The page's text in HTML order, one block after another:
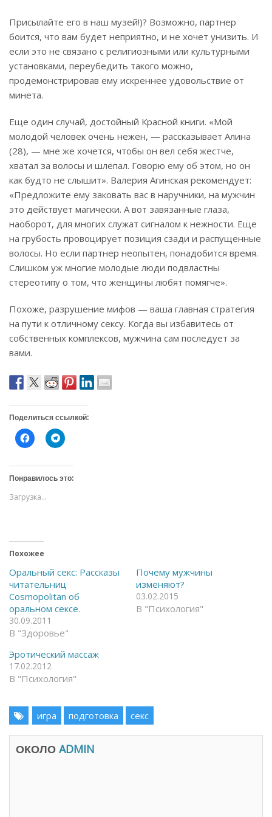
Присылайте его в наш музей!)? Возможно, партнер
боится, что вам будет неприятно, и не хочет унизить. И
если это не связано с религиозными или культурными
установками, переубедить такого можно,
продемонстрировав ему искреннее удовольствие от
минета.
Еще один случай, достойный Красной книги. «Мой
молодой человек очень нежен, — рассказывает Алина
(28), — мне же хочется, чтобы он вел себя жестче,
хватал за волосы и шлепал. Говорю ему об этом, но он
как будто не слышит». Валерия Агинская рекомендует:
«Предложите ему заковать вас в наручники, на мужчин
это действует магически. А вот завязанные глаза,
наоборот, для многих служат сигналом к нежности. Еще
на грубость провоцирует позиция сзади и распущенные
волосы. Но если партнер неопытен, понадобится время.
Слишком уж многие молодые люди подвластны
стереотипу о том, что женщины любят помягче».
Похоже, разрушение мифов — ваша главная стратегия
на пути к отличному сексу. Когда вы избавитесь от
собственных комплексов, мужчина сам последует за
вами.
Поделиться ссылкой:
Н
а
и
т
е
ч
о
к
ы
т
ь
н
а
F
a
c
e
b
o
k
О
р
е
т
с
Н
а
и
т
е
л
и
т
ь
с
я
e
e
g
m
т
в
а
е
Понравилось это:
Загрузка...
Похожее
Оральный секс: Рассказы
читательниц
Cosmopolitan об
оральном сексе.
30.09.2011
В "Здоровье"
Почему мужчины
изменяют?
03.02.2015
В "Психология"
Эротический массаж
17.02.2012
В "Психология"
игра подготовка секс
ОКОЛО ADMIN